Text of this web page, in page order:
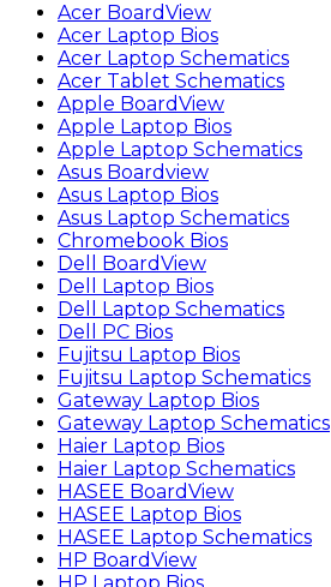
Acer BoardView
Acer Laptop Bios
Acer Laptop Schematics
Acer Tablet Schematics
Apple BoardView
Apple Laptop Bios
Apple Laptop Schematics
Asus Boardview
Asus Laptop Bios
Asus Laptop Schematics
Chromebook Bios
Dell BoardView
Dell Laptop Bios
Dell Laptop Schematics
Dell PC Bios
Fujitsu Laptop Bios
Fujitsu Laptop Schematics
Gateway Laptop Bios
Gateway Laptop Schematics
Haier Laptop Bios
Haier Laptop Schematics
HASEE BoardView
HASEE Laptop Bios
HASEE Laptop Schematics
HP BoardView